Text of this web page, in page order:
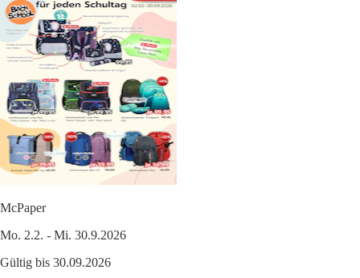
McPaper
Mo. 2.2. - Mi. 30.9.2026
Gültig bis 30.09.2026